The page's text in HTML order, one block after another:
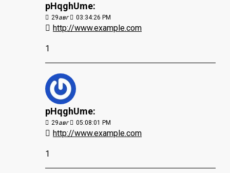
pHqghUme:
29авг 03:34:26 PM
http://www.example.com
1
pHqghUme:
29авг 05:08:01 PM
http://www.example.com
1